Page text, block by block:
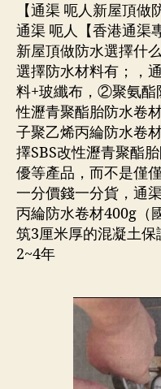
【通渠 呃人新屋頂做
通渠 呃人【香港通渠
新屋頂做防水選擇什
選擇防水材料有；，
料+玻纖布，②聚氨酯
性瀝青聚酯胎防水卷
子聚乙烯丙綸防水卷
擇SBS改性瀝青聚酯
優等產品，而不是僅
一分價錢一分貨，通
丙綸防水卷材400g（
筑3厘米厚的混凝土
2~4年